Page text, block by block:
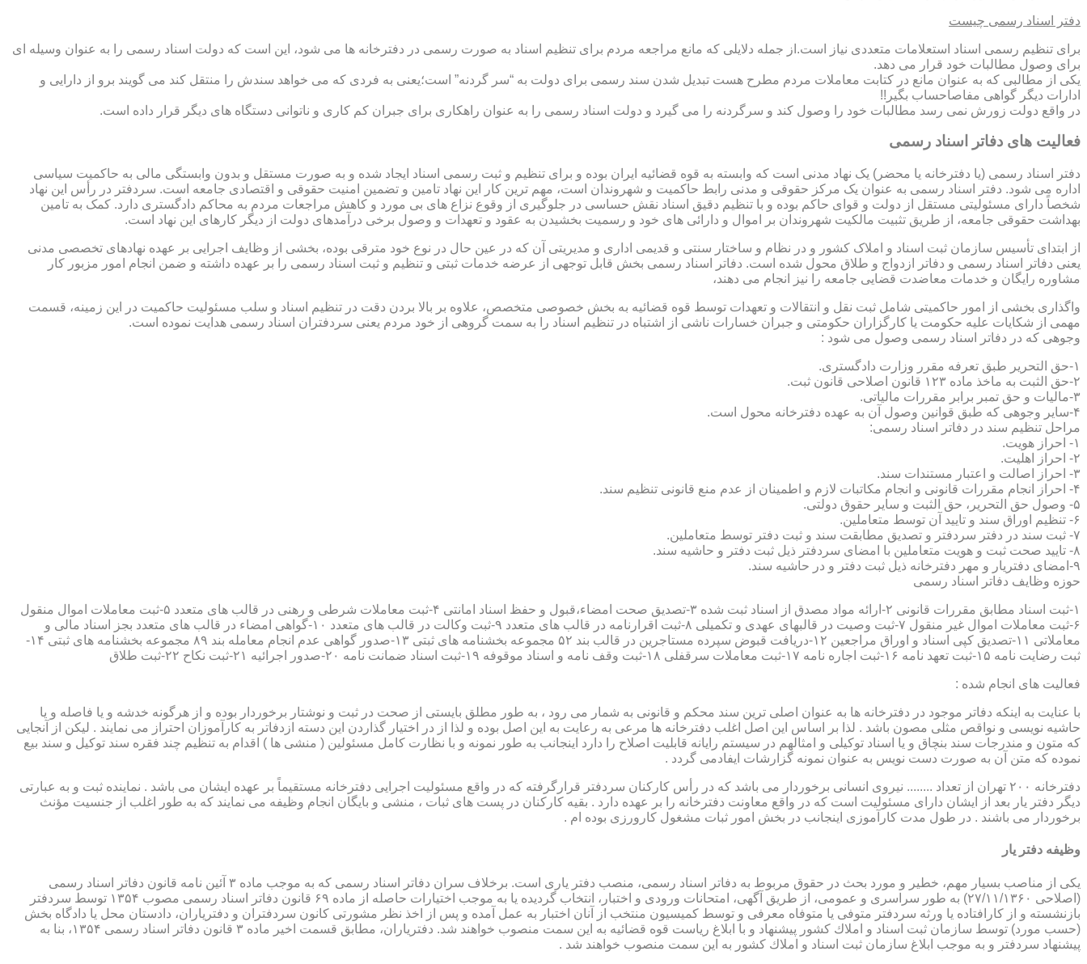
دفتر اسناد رسمی چیست
برای تنظیم رسمی اسناد استعلامات متعددی نیاز است.از جمله دلایلی که مانع مراجعه مردم برای تنظیم اسناد به صورت رسمی در دفترخانه ها می شود، این است که دولت اسناد رسمی را به عنوان وسیله ای
برای وصول مطالبات خود قرار می دهد.
یکی از مطالبی که به عنوان مانع در کتابت معاملات مردم مطرح هست تبدیل شدن سند رسمی برای دولت به “سر گردنه” است؛یعنی به فردی که می خواهد سندش را منتقل کند می گویند برو از دارایی و
ادارات دیگر گواهی مفاصاحساب بگیر!!
در واقع دولت زورش نمی رسد مطالبات خود را وصول کند و سرگردنه را می گیرد و دولت اسناد رسمی را به عنوان راهکاری برای جبران کم کاری و ناتوانی دستگاه های دیگر قرار داده است.
فعالیت های دفاتر اسناد رسمی
دفتر اسناد رسمی (یا دفترخانه یا محضر) یک نهاد مدنی است که وابسته به قوه قضائیه ایران بوده و برای تنظیم و ثبت رسمی اسناد ایجاد شده و به صورت مستقل و بدون وابستگی مالی به حاکمیت سیاسی
اداره می شود. دفتر اسناد رسمی به عنوان یک مرکز حقوقی و مدنی رابط حاکمیت و شهروندان است، مهم ترین کار این نهاد تامین و تضمین امنیت حقوقی و اقتصادی جامعه است. سردفتر در رأس این نهاد
شخصاً دارای مسئولیتی مستقل از دولت و قوای حاکم بوده و با تنظیم دقیق اسناد نقش حساسی در جلوگیری از وقوع نزاع های بی مورد و کاهش مراجعات مردم به محاکم دادگستری دارد. کمک به تامین
بهداشت حقوقی جامعه، از طریق تثبیت مالکیت شهروندان بر اموال و دارائی های خود و رسمیت بخشیدن به عقود و تعهدات و وصول برخی درآمدهای دولت از دیگر کارهای این نهاد است.
از ابتدای تأسیس سازمان ثبت اسناد و املاک کشور و در نظام و ساختار سنتی و قدیمی اداری و مدیریتی آن که در عین حال در نوع خود مترقی بوده، بخشی از وظایف اجرایی بر عهده نهادهای تخصصی مدنی
یعنی دفاتر اسناد رسمی و دفاتر ازدواج و طلاق محول شده است. دفاتر اسناد رسمی بخش قابل توجهی از عرضه خدمات ثبتی و تنظیم و ثبت اسناد رسمی را بر عهده داشته و ضمن انجام امور مزبور کار
مشاوره رایگان و خدمات معاضدت قضایی جامعه را نیز انجام می دهند،
واگذاری بخشی از امور حاکمیتی شامل ثبت نقل و انتقالات و تعهدات توسط قوه قضائیه به بخش خصوصی متخصص، علاوه بر بالا بردن دقت در تنظیم اسناد و سلب مسئولیت حاکمیت در این زمینه، قسمت
مهمی از شکایات علیه حکومت یا کارگزاران حکومتی و جبران خسارات ناشی از اشتباه در تنظیم اسناد را به سمت گروهی از خود مردم یعنی سردفتران اسناد رسمی هدایت نموده است.
وجوهی که در دفاتر اسناد رسمی وصول می شود :
۱-حق التحریر طبق تعرفه مقرر وزارت دادگستری.
۲-حق الثبت به ماخذ ماده ۱۲۳ قانون اصلاحی قانون ثبت.
۳-مالیات و حق تمبر برابر مقررات مالیاتی.
۴-سایر وجوهی که طبق قوانین وصول آن به عهده دفترخانه محول است.
مراحل تنظیم سند در دفاتر اسناد رسمی:
۱- احراز هویت.
۲- احراز اهلیت.
۳- احراز اصالت و اعتبار مستندات سند.
۴- احراز انجام مقررات قانونی و انجام مکاتبات لازم و اطمینان از عدم منع قانونی تنظیم سند.
۵- وصول حق التحریر، حق الثبت و سایر حقوق دولتی.
۶- تنظیم اوراق سند و تایید آن توسط متعاملین.
۷- ثبت سند در دفتر سردفتر و تصدیق مطابقت سند و ثبت دفتر توسط متعاملین.
۸- تایید صحت ثبت و هویت متعاملین با امضای سردفتر ذیل ثبت دفتر و حاشیه سند.
۹-امضای دفتریار و مهر دفترخانه ذیل ثبت دفتر و در حاشیه سند.
حوزه وظایف دفاتر اسناد رسمی
۱-ثبت اسناد مطابق مقررات قانونی ۲-ارائه مواد مصدق از اسناد ثبت شده ۳-تصدیق صحت امضاء،قبول و حفظ اسناد امانتی ۴-ثبت معاملات شرطی و رهنی در قالب های متعدد ۵-ثبت معاملات اموال منقول
۶-ثبت معاملات اموال غیر منقول ۷-ثبت وصیت در قالبهای عهدی و تکمیلی ۸-ثبت اقرارنامه در قالب های متعدد ۹-ثبت وکالت در قالب های متعدد ۱۰-گواهی امضاء در قالب های متعدد بجز اسناد مالی و
معاملاتی ۱۱-تصدیق کپی اسناد و اوراق مراجعین ۱۲-دریافت قبوض سپرده مستاجرین در قالب بند ۵۲ مجموعه بخشنامه های ثبتی ۱۳-صدور گواهی عدم انجام معامله بند ۸۹ مجموعه بخشنامه های ثبتی ۱۴-
ثبت رضایت نامه ۱۵-ثبت تعهد نامه ۱۶-ثبت اجاره نامه ۱۷-ثبت معاملات سرقفلی ۱۸-ثبت وقف نامه و اسناد موقوفه ۱۹-ثبت اسناد ضمانت نامه ۲۰-صدور اجرائیه ۲۱-ثبت نکاح ۲۲-ثبت طلاق
فعالیت های انجام شده :
با عنایت به اینکه دفاتر موجود در دفترخانه ها به عنوان اصلی ترین سند محکم و قانونی به شمار می رود ، به طور مطلق بایستی از صحت در ثبت و نوشتار برخوردار بوده و از هرگونه خدشه و یا فاصله و یا
حاشیه نویسی و نواقص مثلی مصون باشد . لذا بر اساس این اصل اغلب دفترخانه ها مرعی به رعایت به این اصل بوده و لذا از در اختیار گذاردن این دسته ازدفاتر به کارآموزان احتراز می نمایند . لیکن از آنجایی
که متون و مندرجات سند بنچاق و یا اسناد توکیلی و امثالهم در سیستم رایانه قابلیت اصلاح را دارد اینجانب به طور نمونه و با نظارت کامل مسئولین ( منشی ها ) اقدام به تنظیم چند فقره سند توکیل و سند بیع
نموده که متن آن به صورت دست نویس به عنوان نمونه گزارشات ایفادمی گردد .
دفترخانه ۲۰۰ تهران از تعداد ........ نیروی انسانی برخوردار می باشد که در رأس کارکنان سردفتر قرارگرفته که در واقع مسئولیت اجرایی دفترخانه مستقیماً بر عهده ایشان می باشد . نماینده ثبت و به عبارتی
دیگر دفتر یار بعد از ایشان دارای مسئولیت است که در واقع معاونت دفترخانه را بر عهده دارد . بقیه کارکنان در پست های ثبات ، منشی و بایگان انجام وظیفه می نمایند که به طور اغلب از جنسیت مؤنث
برخوردار می باشند . در طول مدت کارآموزی اینجانب در بخش امور ثبات مشغول کارورزی بوده ام .
وظیفه دفتر یار
یكی از مناصب بسیار مهم، خطیر و مورد بحث در حقوق مربوط به دفاتر اسناد رسمی، منصب دفتر یاری است. برخلاف سران دفاتر اسناد رسمی كه به موجب ماده ۳ آئین نامه قانون دفاتر اسناد رسمی
(اصلاحی ۲۷/۱۱/۱۳۶۰) به طور سراسری و عمومی، از طریق آگهی، امتحانات ورودی و اختبار، انتخاب گردیده یا به موجب اختیارات حاصله از ماده ۶۹ قانون دفاتر اسناد رسمی مصوب ۱۳۵۴ توسط سردفتر
بازنشسته و از كارافتاده یا ورثه سردفتر متوفی یا متوفاه معرفی و توسط كمیسیون منتخب از آنان اختبار به عمل آمده و پس از اخذ نظر مشورتی كانون سردفتران و دفتریاران، دادستان محل یا دادگاه بخش
(حسب مورد) توسط سازمان ثبت اسناد و املاك كشور پیشنهاد و با ابلاغ ریاست قوه قضائیه به این سمت منصوب خواهند شد. دفتریاران، مطابق قسمت اخیر ماده ۳ قانون دفاتر اسناد رسمی ۱۳۵۴، بنا به
پیشنهاد سردفتر و به موجب ابلاغ سازمان ثبت اسناد و املاك كشور به این سمت منصوب خواهند شد .